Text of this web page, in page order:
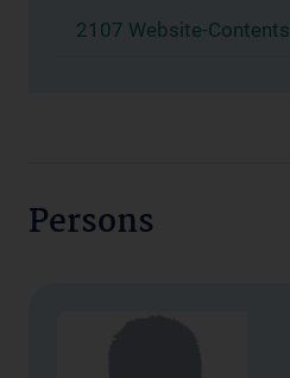
2107 Website-Contents
Persons